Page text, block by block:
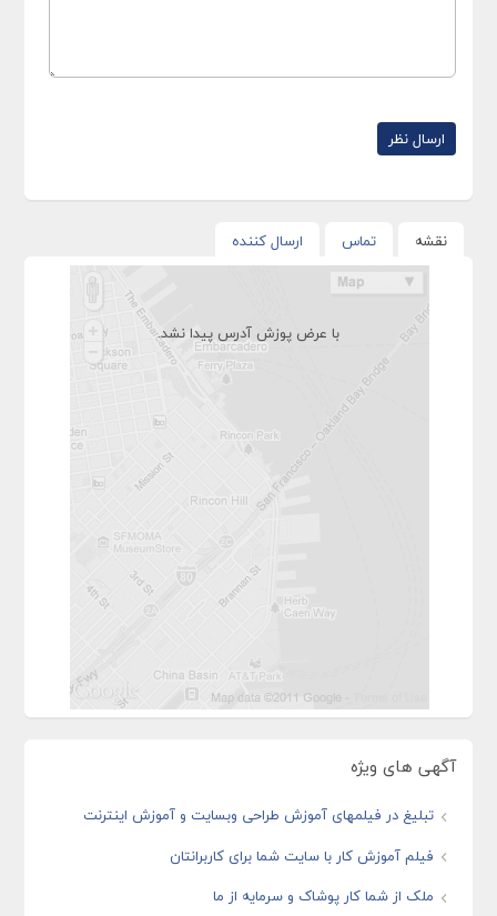
نقشه تماس ارسال کننده
با عرض پوزش آدرس پیدا نشد.
آگهی های ویژه
تبلیغ در فیلمهای آموزش طراحی وبسایت و آموزش اینترنت
فیلم آموزش کار با سایت شما برای کاربرانتان
ملک از شما کار پوشاک و سرمایه از ما